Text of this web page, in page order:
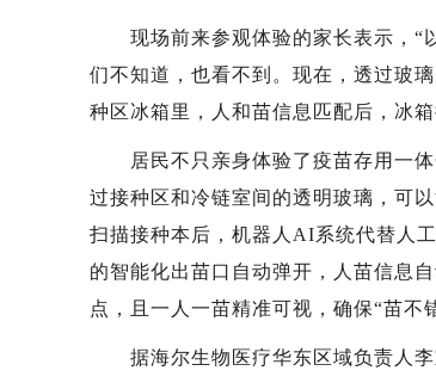
现场前来参观体验的家长表示，“以
们不知道，也看不到。现在，透过玻
种区冰箱里，人和苗信息匹配后，冰
居民不只亲身体验了疫苗存用一体
过接种区和冷链室间的透明玻璃，可
扫描接种本后，机器人AI系统代替人
的智能化出苗口自动弹开，人苗信息
点，且一人一苗精准可视，确保“苗不
据海尔生物医疗华东区域负责人李